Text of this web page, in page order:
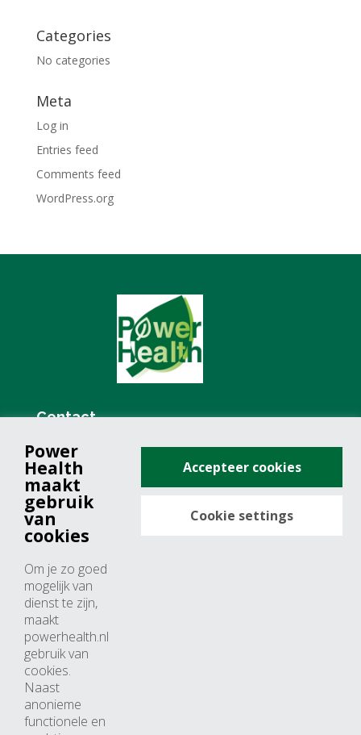
Categories
No categories
Meta
Log in
Entries feed
Comments feed
WordPress.org
Contact
+31 (0)76 571 19 68
info@powerhealth.nl
Adresse
4817 ZH breda
Nederland
Horaires d’ouvertures
Du lundi au jeudi: 09:00 – 17:00
Vendredi: 09:00 – 15:00
Power
Health
maakt
gebruik
van
cookies
Om je zo goed
mogelijk van
dienst te zijn,
maakt
powerhealth.nl
gebruik van
cookies.
Naast
anonieme
functionele en
Accepteer cookies
Cookie settings